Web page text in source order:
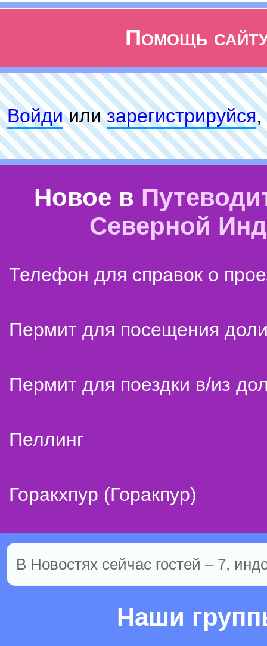
Помощь
Войдиилизарeгиcтpируйся,
Новое в
Северной
Телефон для справок о
Пермит для посещения
Пермит для поездки в/из
Пеллинг
Горакхпур (Горакпур)
В Новостях сейчас гостей – 7,
Наши